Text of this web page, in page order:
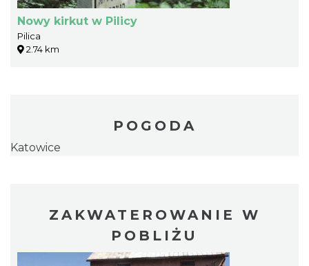
Nowy kirkut w Pilicy
Pilica
2.74 km
POGODA
Katowice
ZAKWATEROWANIE W
POBLIŻU